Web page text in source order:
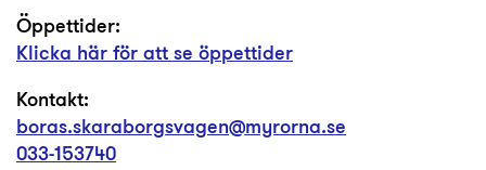
Öppettider:
Klicka här för att se öppettider
Kontakt:
boras.skaraborgsvagen@myrorna.se
033-153740